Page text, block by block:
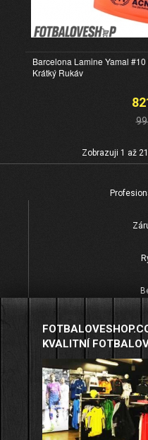
Barcelona Lamine Yamal
Krátký Rukáv
Zobrazuji 1 až
KVALITNÍ